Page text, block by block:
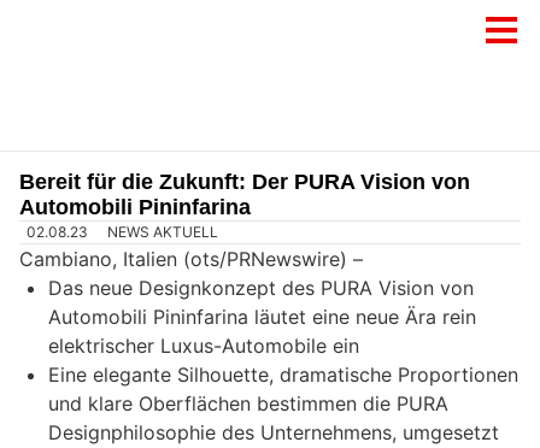
Bereit für die Zukunft: Der PURA Vision von
Automobili Pininfarina
02.08.23 NEWS AKTUELL
Cambiano, Italien (ots/PRNewswire) –
Das neue Designkonzept des PURA Vision von
Automobili Pininfarina läutet eine neue Ära rein
elektrischer Luxus-Automobile ein
Eine elegante Silhouette, dramatische Proportionen
und klare Oberflächen bestimmen die PURA
Designphilosophie des Unternehmens, umgesetzt